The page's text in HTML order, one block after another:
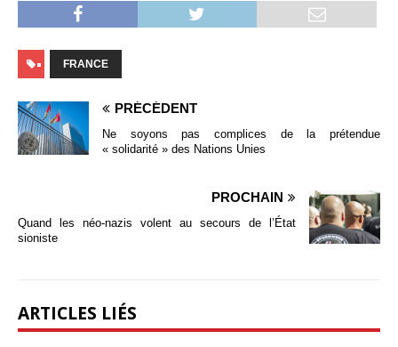
FRANCE
PRÉCÉDENT
Ne soyons pas complices de la prétendue
« solidarité » des Nations Unies
PROCHAIN
Quand les néo-nazis volent au secours de l’État
sioniste
ARTICLES LIÉS